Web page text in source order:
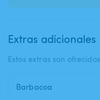
Extras adicionales
Estos extras son
Barbacoa